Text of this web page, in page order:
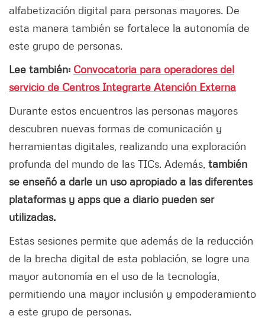
alfabetización digital para personas mayores. De
esta manera también se fortalece la autonomía de
este grupo de personas.
Lee también: Convocatoria para operadores del
servicio de Centros Integrarte Atención Externa
Durante estos encuentros las personas mayores
descubren nuevas formas de comunicación y
herramientas digitales, realizando una exploración
profunda del mundo de las TICs. Además, también
se enseñó a darle un uso apropiado a las diferentes
plataformas y apps que a diario pueden ser
utilizadas.
Estas sesiones permite que además de la reducción
de la brecha digital de esta población, se logre una
mayor autonomía en el uso de la tecnología,
permitiendo una mayor inclusión y empoderamiento
a este grupo de personas.